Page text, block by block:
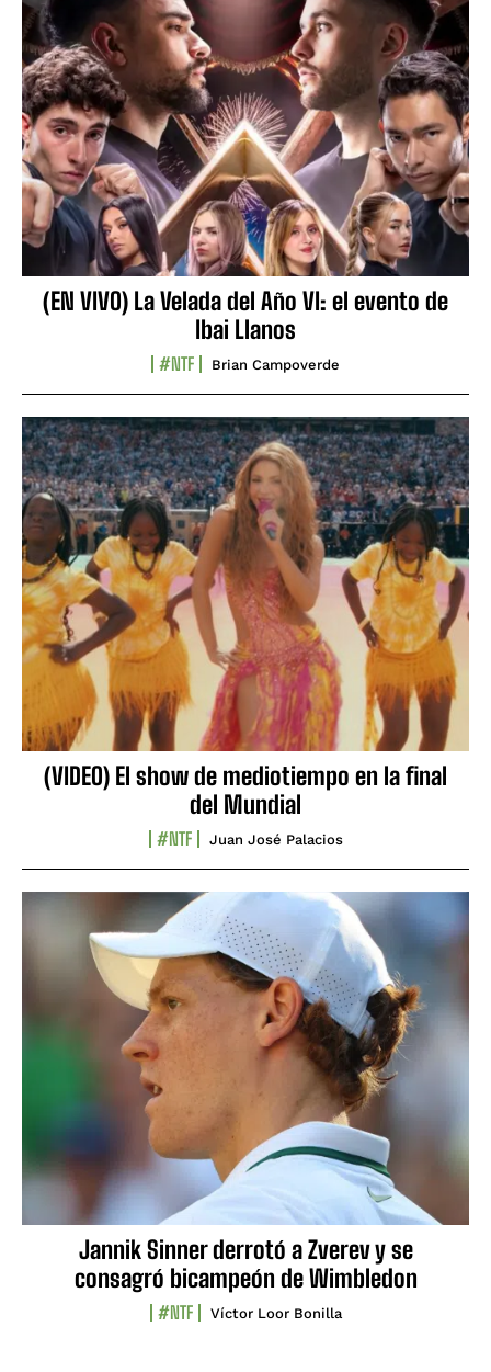
(EN VIVO) La Velada del Año VI: el evento de
Ibai Llanos
#NTF Brian Campoverde
(VIDEO) El show de mediotiempo en la final
del Mundial
#NTF Juan José Palacios
Jannik Sinner derrotó a Zverev y se
consagró bicampeón de Wimbledon
#NTF Víctor Loor Bonilla